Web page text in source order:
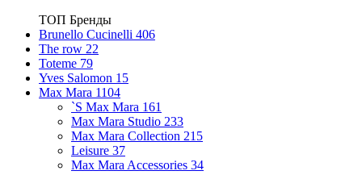
ТОП Бренды
Brunello Cucinelli 406
The row 22
Toteme 79
Yves Salomon 15
Max Mara 1104
`S Max Mara 161
Max Mara Studio 233
Max Mara Collection 215
Leisure 37
Max Mara Accessories 34